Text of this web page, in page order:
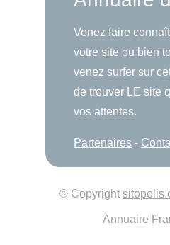
Venez faire
votre site ou bien
venez surfer sur
de trouver LE site
vos attentes.
Partenaires -
© Copyright
Annuaire